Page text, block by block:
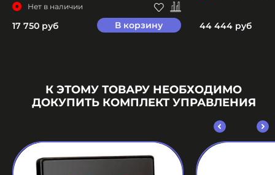
Нет в наличии
17 750 руб В корзину 44 444 руб
К ЭТОМУ ТОВАРУ НЕОБХОДИМО
ДОКУПИТЬ КОМПЛЕКТ УПРАВЛЕНИЯ